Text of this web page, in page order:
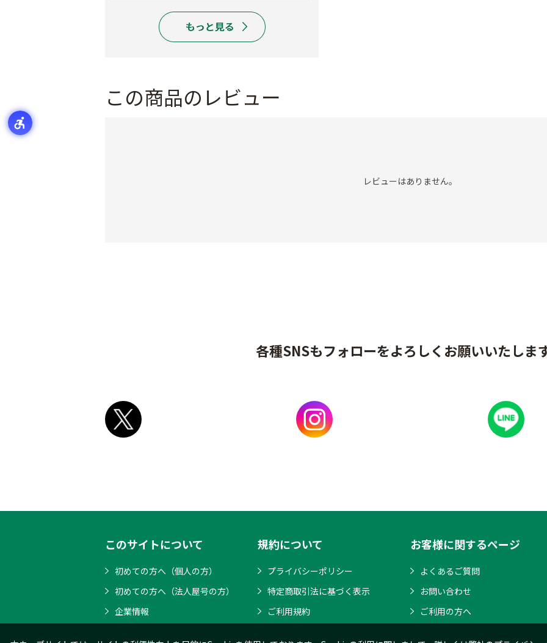
この商品のレビュー
レビューはありません。
各種SNSもフォローをよろしくお願いいたしま
このサイトについて
初めての方へ（個人の方）
初めての方へ（法人屋号の方）
企業情報
規約について
プライバシーポリシー
特定商取引法に基づく表示
ご利用規約
お客様に関するページ
よくあるご質問
お問い合わせ
ご利用の方へ